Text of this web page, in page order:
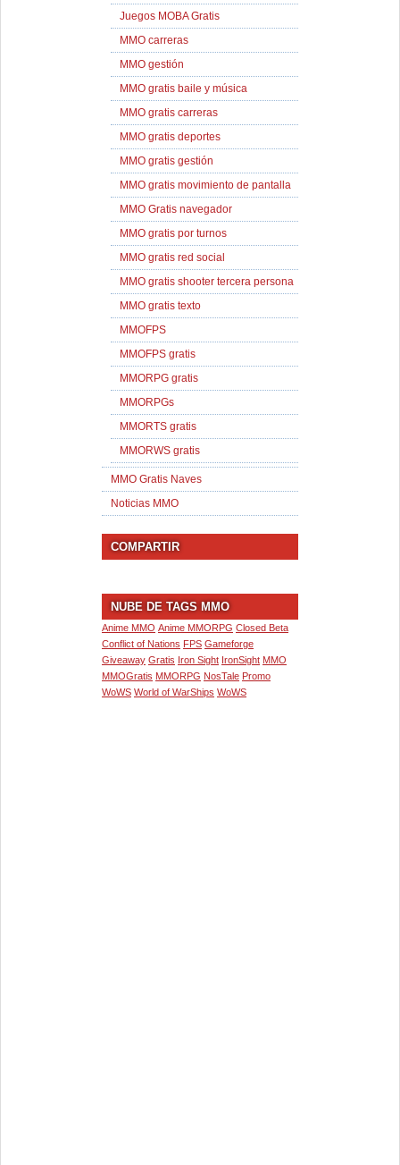
Juegos MOBA Gratis
MMO carreras
MMO gestión
MMO gratis baile y música
MMO gratis carreras
MMO gratis deportes
MMO gratis gestión
MMO gratis movimiento de pantalla
MMO Gratis navegador
MMO gratis por turnos
MMO gratis red social
MMO gratis shooter tercera persona
MMO gratis texto
MMOFPS
MMOFPS gratis
MMORPG gratis
MMORPGs
MMORTS gratis
MMORWS gratis
MMO Gratis Naves
Noticias MMO
COMPARTIR
NUBE DE TAGS MMO
Anime MMO Anime MMORPG Closed Beta
Conflict of Nations FPS Gameforge
Giveaway Gratis Iron Sight IronSight MMO
MMOGratis MMORPG NosTale Promo
WoWS World of WarShips WoWS